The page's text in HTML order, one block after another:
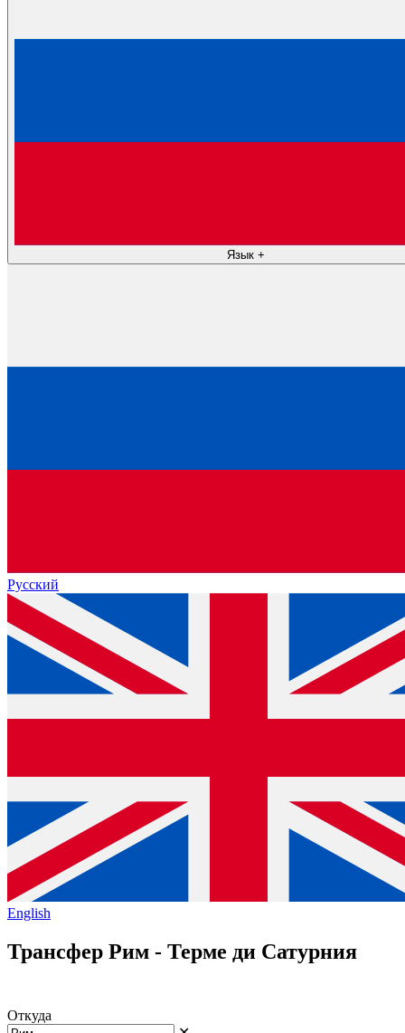
Язык +
Русский
English
Трансфер Рим - Терме ди Сатурния
Откуда